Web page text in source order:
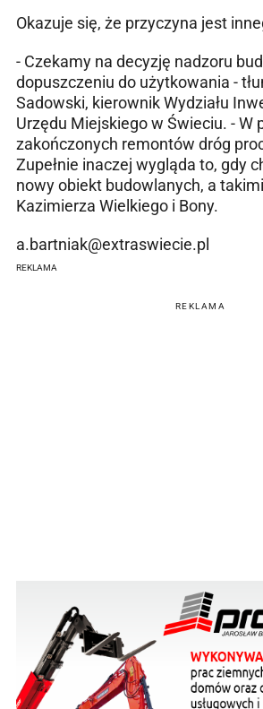
Okazuje się, że przyczyna jest
- Czekamy na decyzję nadzoru
dopuszczeniu do użytkowania -
Sadowski, kierownik Wydziału
Urzędu Miejskiego w Świeciu. - W
zakończonych remontów dróg
Zupełnie inaczej wygląda to, gdy
nowy obiekt budowlanych, a
Kazimierza Wielkiego i Bony.
a.bartniak@extraswiecie.pl
REKLAMA
REKLAMA